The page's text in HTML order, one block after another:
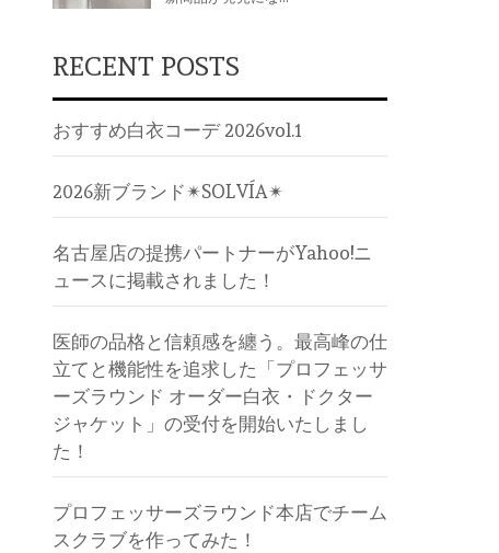
RECENT POSTS
おすすめ白衣コーデ 2026vol.1
2026新ブランド✴︎SOLVÍA✴︎
名古屋店の提携パートナーがYahoo!ニ
ュースに掲載されました！
医師の品格と信頼感を纏う。最高峰の仕
立てと機能性を追求した「プロフェッサ
ーズラウンド オーダー白衣・ドクター
ジャケット」の受付を開始いたしまし
た！
プロフェッサーズラウンド本店でチーム
スクラブを作ってみた！